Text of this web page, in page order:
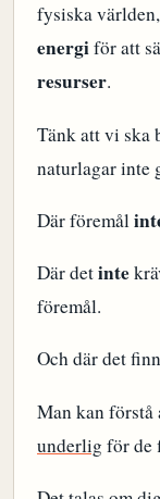
fysiska
energiför att
resurser.
Tänk att vi ska
naturlagar inte
Där föremål
Där detinte
föremål.
Och där det
Man kan förstå
underlig för de